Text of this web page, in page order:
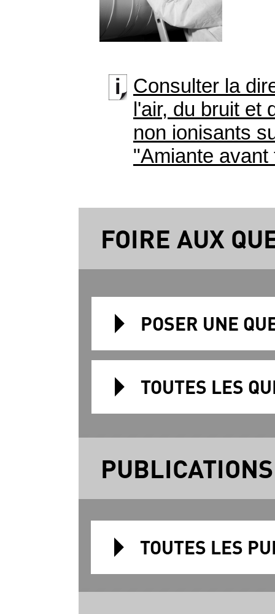
Consulter la
l'air, du bruit et
non ionisants
"Amiante avant
FOIRE AUX
POSER UNE
TOUTES LES
PUBLICATIONS
TOUTES LES